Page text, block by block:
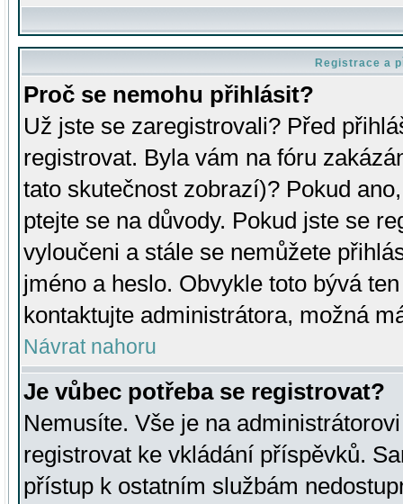
Registrace a
Proč se nemohu přihlásit?
Už jste se zaregistrovali? Před
registrovat. Byla vám na fóru
tato skutečnost zobrazí)? Pokud
ptejte se na důvody. Pokud jste se
vyloučeni a stále se nemůžete
jméno a heslo. Obvykle toto bývá
kontaktujte administrátora, možná
Návrat nahoru
Je vůbec potřeba se registrovat?
Nemusíte. Vše je na
registrovat ke vkládání příspěvků.
přístup k ostatním službám